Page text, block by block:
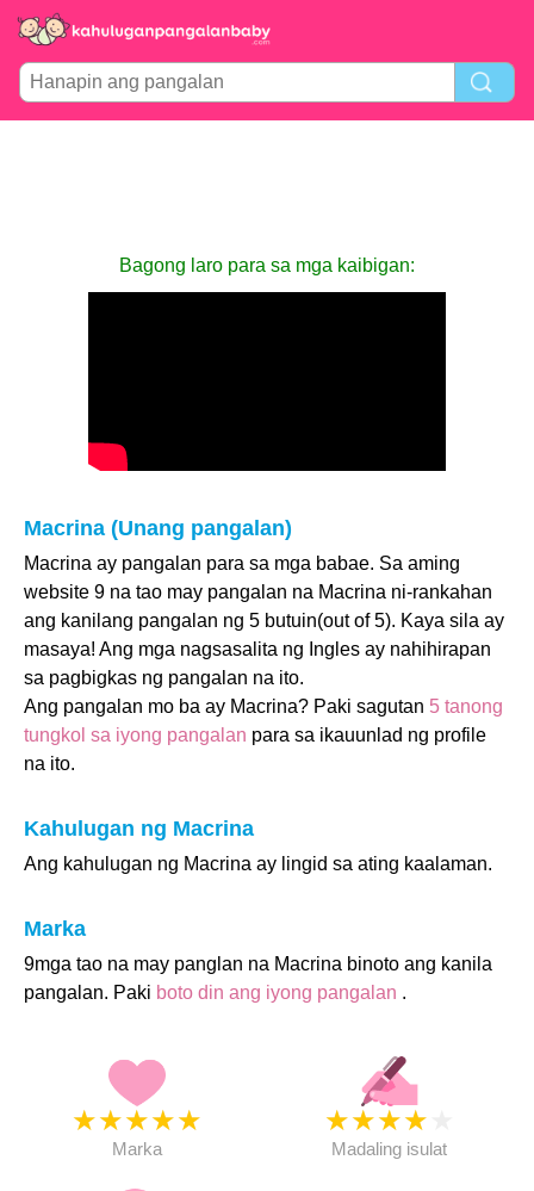
Bagong laro para sa mga kaibigan:
Macrina (Unang pangalan)
Macrina ay pangalan para sa mga babae. Sa aming
website 9 na tao may pangalan na Macrina ni-rankahan
ang kanilang pangalan ng 5 butuin(out of 5). Kaya sila ay
masaya! Ang mga nagsasalita ng Ingles ay nahihirapan
sa pagbigkas ng pangalan na ito.
Ang pangalan mo ba ay Macrina? Paki sagutan 5 tanong
tungkol sa iyong pangalan para sa ikauunlad ng profile
na ito.
Kahulugan ng Macrina
Ang kahulugan ng Macrina ay lingid sa ating kaalaman.
Marka
9mga tao na may panglan na Macrina binoto ang kanila
pangalan. Paki boto din ang iyong pangalan .
★★★★★
Marka
★★★★
Madaling isulat